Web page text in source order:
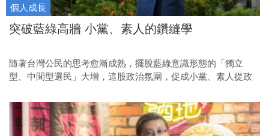
個人成長
突破藍綠高牆 小黨、素人的鑽縫學
隨著台灣公民的思考愈漸成熟，擺脫藍綠意識形態的「獨立
型、中間型選民」大增，這股政治氛圍，促成小黨、素人從政
這股「新中間力量」即將在十二月二十五日進軍議會問政，他
們如何從不同視角，發現主流政治人物所看不見的問題？如何
不與政治妥協，強烈監督地方首長？他們背負著選民寄託，未